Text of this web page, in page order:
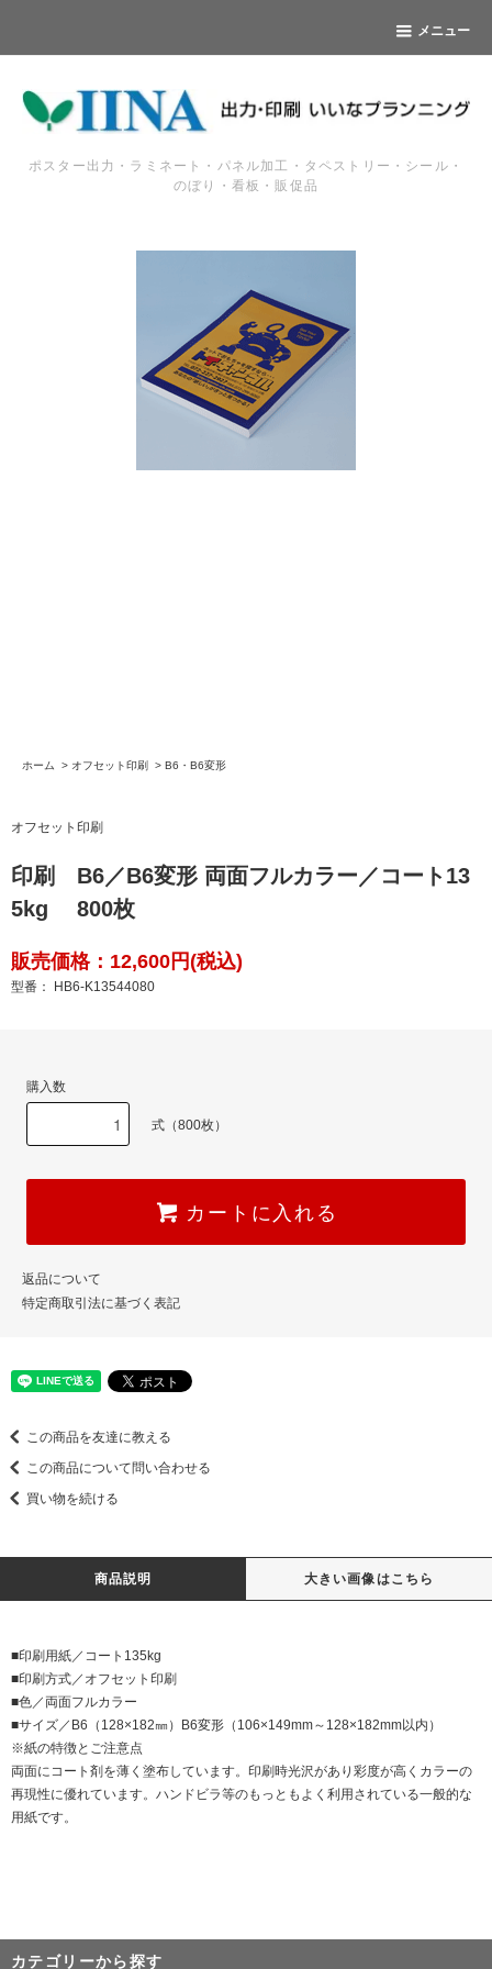
メニュー
ポスター出力・ラミネート・パネル加工・タペストリー・シール・
のぼり・看板・販促品
ホーム > オフセット印刷 > B6・B6変形
オフセット印刷
印刷 B6／B6変形 両面フルカラー／コート13
5kg 800枚
販売価格：12,600円(税込)
型番： HB6-K13544080
購入数
式（800枚）
カートに入れる
返品について
特定商取引法に基づく表記
この商品を友達に教える
この商品について問い合わせる
買い物を続ける
商品説明 大きい画像はこちら
■印刷用紙／コート135kg
■印刷方式／オフセット印刷
■色／両面フルカラー
■サイズ／B6（128×182㎜）B6変形（106×149mm～128×182mm以内）
※紙の特徴とご注意点
両面にコート剤を薄く塗布しています。印刷時光沢があり彩度が高くカラーの
再現性に優れています。ハンドビラ等のもっともよく利用されている一般的な
用紙です。
カテゴリーから探す